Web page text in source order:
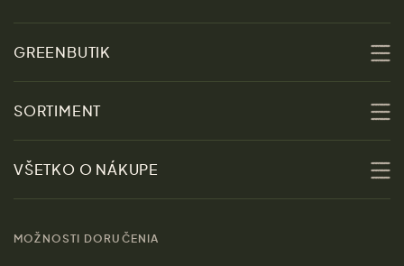
GREENBUTIK
Udržateľnosť
Kontakt
SORTIMENT
Zľavy
Ženy
Muži
VŠETKO O NÁKUPE
MOŽNOSTI DORUČENIA